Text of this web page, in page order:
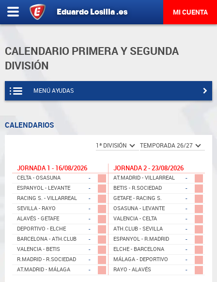
Eduardo Losilla.es MI CUENTA
CALENDARIO PRIMERA Y SEGUNDA
DIVISIÓN
MENÚ AYUDAS
CALENDARIOS
JORNADA 1 - 16/08/2026
CELTA - OSASUNA -
ESPANYOL - LEVANTE -
RACING S. - VILLARREAL -
SEVILLA - RAYO -
ALAVÉS - GETAFE -
DEPORTIVO - ELCHE -
BARCELONA - ATH.CLUB -
VALENCIA - BETIS -
R.MADRID - R.SOCIEDAD -
AT.MADRID - MÁLAGA -
JORNADA 2 - 23/08/2026
AT.MADRID - VILLARREAL -
BETIS - R.SOCIEDAD -
GETAFE - RACING S. -
OSASUNA - LEVANTE -
VALENCIA - CELTA -
ATH.CLUB - SEVILLA -
ESPANYOL - R.MADRID -
ELCHE - BARCELONA -
MÁLAGA - DEPORTIVO -
RAYO - ALAVÉS -